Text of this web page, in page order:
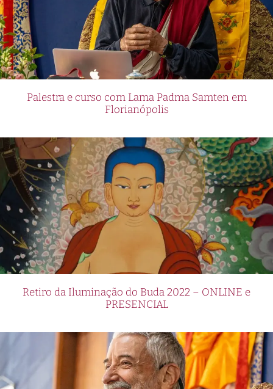
Palestra e curso com Lama Padma Samten em
Florianópolis
Retiro da Iluminação do Buda 2022 – ONLINE e
PRESENCIAL